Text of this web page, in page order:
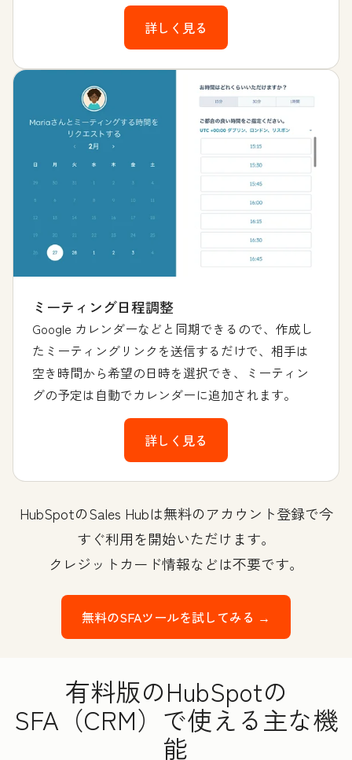
詳しく見る
ミーティング日程調整
Google カレンダーなどと同期できるので、作成し
たミーティングリンクを送信するだけで、相手は
空き時間から希望の日時を選択でき、ミーティン
グの予定は自動でカレンダーに追加されます。
詳しく見る
HubSpotのSales Hubは無料のアカウント登録で今
すぐ利用を開始いただけます。
クレジットカード情報などは不要です。
無料のSFAツールを試してみる →
有料版のHubSpotの
SFA（CRM）で使える主な機
能